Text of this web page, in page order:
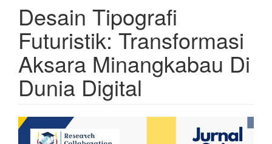
Desain Tipografi
Futuristik: Transformasi
Aksara Minangkabau Di
Dunia Digital
Article